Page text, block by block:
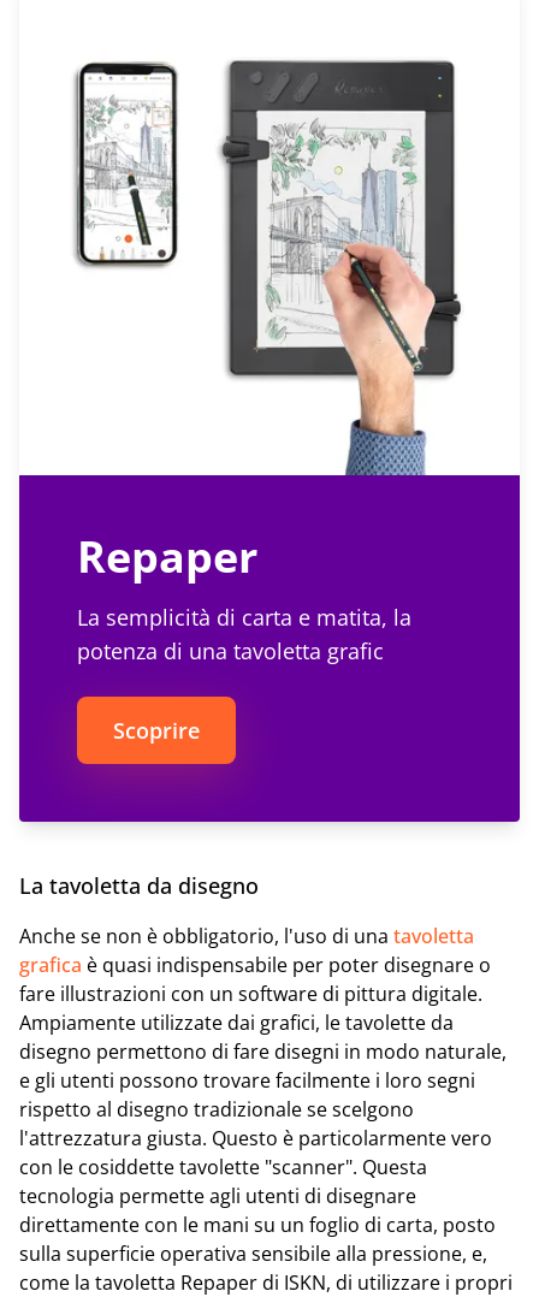
Repaper
La semplicità di carta e matita, la
potenza di una tavoletta grafic
Scoprire
La tavoletta da disegno
Anche se non è obbligatorio, l'uso di una tavoletta
grafica è quasi indispensabile per poter disegnare o
fare illustrazioni con un software di pittura digitale.
Ampiamente utilizzate dai grafici, le tavolette da
disegno permettono di fare disegni in modo naturale,
e gli utenti possono trovare facilmente i loro segni
rispetto al disegno tradizionale se scelgono
l'attrezzatura giusta. Questo è particolarmente vero
con le cosiddette tavolette "scanner". Questa
tecnologia permette agli utenti di disegnare
direttamente con le mani su un foglio di carta, posto
sulla superficie operativa sensibile alla pressione, e,
come la tavoletta Repaper di ISKN, di utilizzare i propri